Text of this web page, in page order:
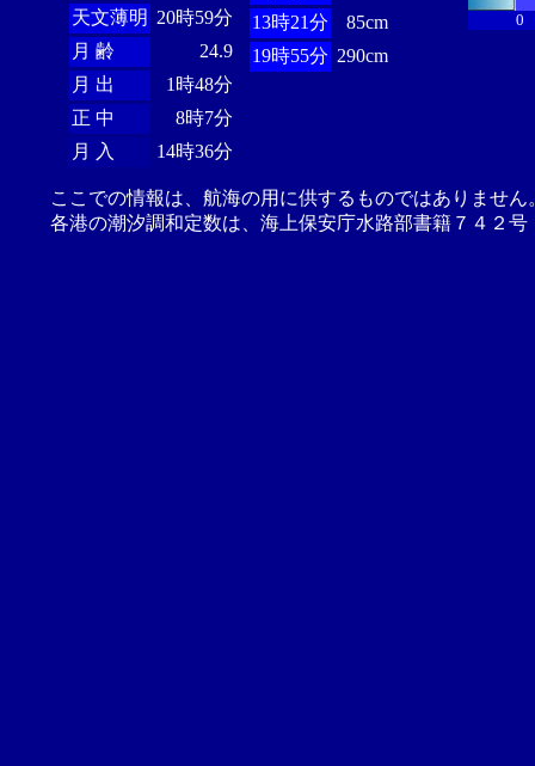
天文薄明 20時59分
月 齢
24.9
月 出
1時48分
正 中
8時7分
月 入
14時36分
13時21分
85cm
19時55分 290cm
0
ここでの情報は、航海の用に供するものではありませ
各港の潮汐調和定数は、海上保安庁水路部書籍７４２